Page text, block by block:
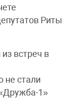
Риты
встреч в
не стали
1»